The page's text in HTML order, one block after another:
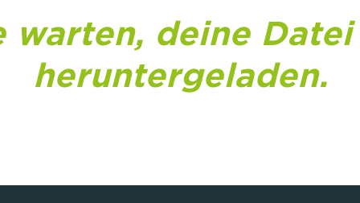
warten, deine
heruntergeladen.